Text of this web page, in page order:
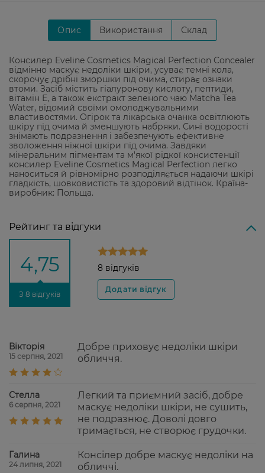
Опис Використання Склад
Консилер Eveline Cosmetics Magical Perfection Concealer
відмінно маскує недоліки шкіри, усуває темні кола,
скорочує дрібні зморшки під очима, стирає ознаки
втоми. Засіб містить гіалуронову кислоту, пептиди,
вітамін Е, а також екстракт зеленого чаю Matcha Tea
Water, відомий своїми омолоджувальними
властивостями. Огірок та лікарська очанка освітлюють
шкіру під очима й зменшують набряки. Сині водорості
знімають подразнення і забезпечують ефективне
зволоження ніжної шкіри під очима. Завдяки
мінеральним пігментам та м'якої рідкої консистенції
консилер Eveline Cosmetics Magical Perfection легко
наноситься й рівномірно розподіляється надаючи шкірі
гладкість, шовковистість та здоровий відтінок. Країна-
виробник: Польща.
Рейтинг та відгуки
4,75
З 8 відгуків
8 відгуків
Вікторія
15 серпня, 2021
Добре приховує недоліки шкіри
обличчя.
Стелла
6 серпня, 2021
Легкий та приємний засіб, добре
маскує недоліки шкіри, не сушить,
не подразнює. Доволі довго
тримається, не створює грудочки.
Галина
24 липня, 2021
Консілер добре маскує недоліки на
обличчі.